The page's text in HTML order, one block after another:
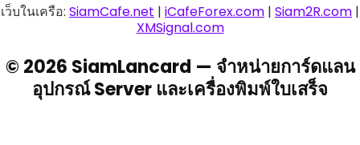
เว็บในเครือ: SiamCafe.net | iCafeForex.com | Siam2R.com |
XMSignal.com
© 2026 SiamLancard — จำหน่ายการ์ดแลน
อุปกรณ์ Server และเครื่องพิมพ์ใบเสร็จ